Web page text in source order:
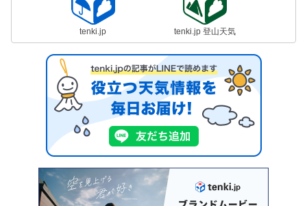
tenki.jp tenki.jp 登山天気